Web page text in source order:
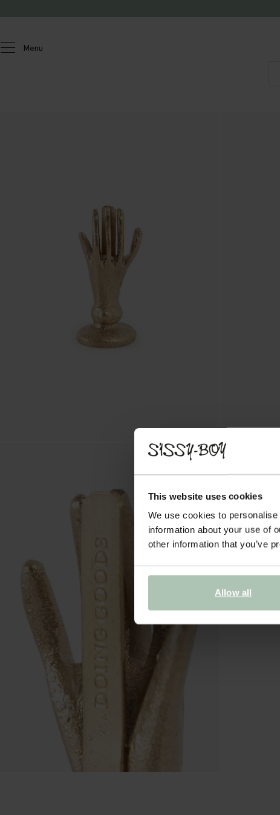
This website uses cookies
We use cookies to
information about your use of
other information that you’ve
Allow all
Menu